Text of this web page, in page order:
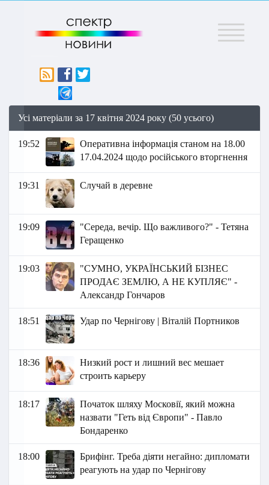
Меню
Усі матеріали за 17 квітня 2024 року (50 усього)
19:52
Оперативна інформація станом на 18.00
17.04.2024 щодо російського вторгнення
19:31 Случай в деревне
19:09
"Середа, вечір. Що важливого?" - Тетяна
Геращенко
19:03
"СУМНО, УКРАЇНСЬКИЙ БІЗНЕС
ПРОДАЄ ЗЕМЛЮ, А НЕ КУПЛЯЄ" -
Александр Гончаров
18:51 Удар по Чернігову | Віталій Портников
18:36
Низкий рост и лишний вес мешает
строить карьеру
18:17
Початок шляху Московії, який можна
назвати "Геть від Європи" - Павло
Бондаренко
18:00
Брифінг. Треба діяти негайно: дипломати
реагують на удар по Чернігову